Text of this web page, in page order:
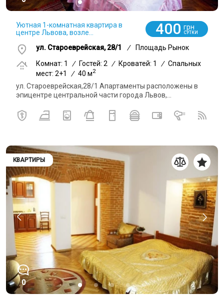
Уютная 1-комнатная квартира в
центре Львова, возле...
400 грн
СУТКИ
ул. Староеврейская, 28/1 /
Площадь Рынок
Комнат: 1
/ Гостей: 2 / Кроватей: 1 / Спальных
мест: 2+1
/ 40 м2
ул. Староеврейская,28/1 Апартаменты расположены в
эпицентре центральной части города Львов,...
КВАРТИРЫ
0